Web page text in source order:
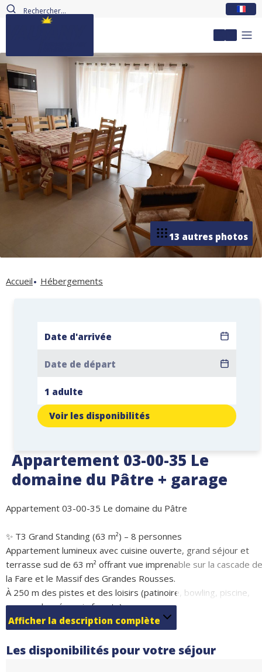
Mon
13 autres photos
Accueil Hébergements
Appartement 03-00-35 Le
domaine du Pâtre + garage
Appartement 03-00-35 Le domaine du Pâtre
✨ T3 Grand Standing (63 m²) – 8 personnes
Appartement lumineux avec cuisine ouverte, grand séjour et
terrasse sud de 63 m² offrant vue imprenable sur la cascade de
la Fare et le Massif des Grandes Rousses.
À 250 m des pistes et des loisirs (patinoire, bowling, piscine,
spa, randonnées, via ferrata).
Confort premium : Wi-Fi, lave-linge, garage fermé, casier à skis
Couchages :
Afficher la description complète
Les disponibilités pour votre séjour
Voir les disponibilités